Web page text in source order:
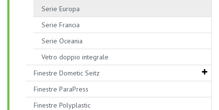
Serie Europa
Serie Francia
Serie Oceania
Vetro doppio integrale
Finestre Dometic Seitz
Finestre ParaPress
Finestre Polyplastic